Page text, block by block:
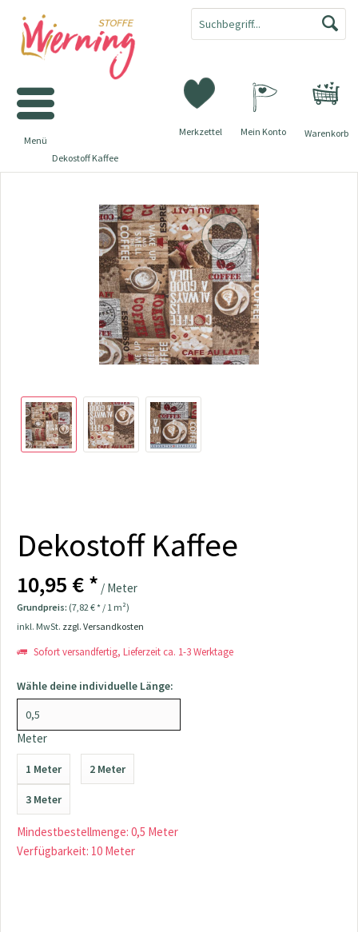
Warenkorb
Merkzettel Mein Konto
Menü
Dekostoff Kaffee
Dekostoff Kaffee
10,95 € * / Meter
Grundpreis: (7,82 € * / 1 m²)
inkl. MwSt. zzgl. Versandkosten
Sofort versandfertig, Lieferzeit ca. 1-3 Werktage
Wähle deine individuelle Länge:
Meter
1 Meter 2 Meter
3 Meter
Mindestbestellmenge: 0,5 Meter
Verfügbarkeit: 10 Meter